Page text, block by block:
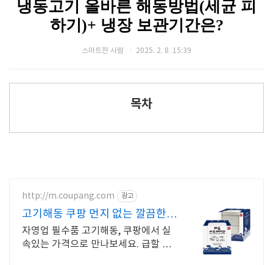
냉동고기 올바른 해동방법(세균 피
하기)+ 냉장 보관기간은?
스마트한 사람 2025. 2. 8. 15:39
목차
http://m.coupang.com 광고
고기해동 쿠팡 먼지 없는 깔끔한
냅킨
자영업 필수품 고기해동, 쿠팡에서 실
속있는 가격으로 만나보세요. 급할 때